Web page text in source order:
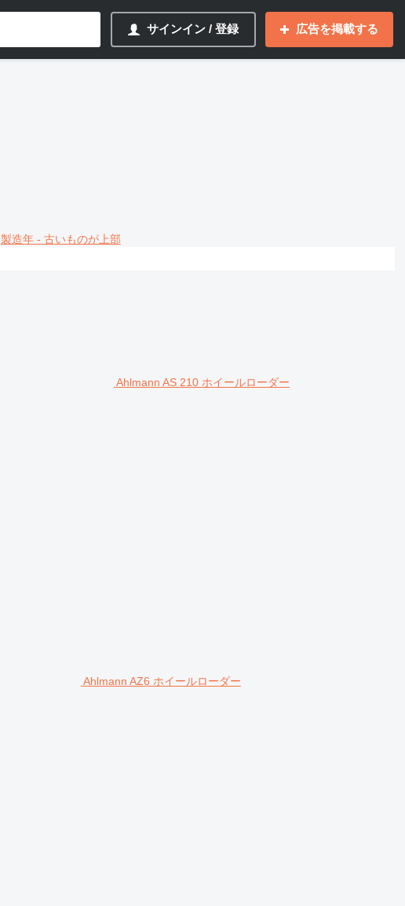
サインイン / 登録 広告を掲載する
製造年 - 古いものが上部
Ahlmann AS 210 ホイールローダー
Ahlmann AZ6 ホイールローダー